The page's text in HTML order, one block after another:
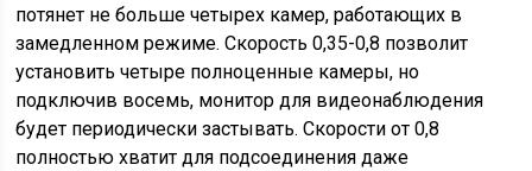
потянет не больше четырех камер, работающих в
замедленном режиме. Скорость 0,35-0,8 позволит
установить четыре полноценные камеры, но
подключив восемь, монитор для видеонаблюдения
будет периодически застывать. Скорости от 0,8
полностью хватит для подсоединения даже